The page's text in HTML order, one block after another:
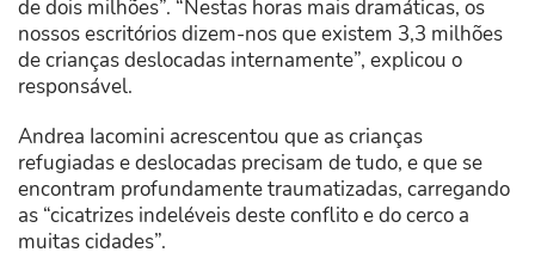
de dois milhões”. “Nestas horas mais dramáticas, os
nossos escritórios dizem-nos que existem 3,3 milhões
de crianças deslocadas internamente”, explicou o
responsável.
Andrea Iacomini acrescentou que as crianças
refugiadas e deslocadas precisam de tudo, e que se
encontram profundamente traumatizadas, carregando
as “cicatrizes indeléveis deste conflito e do cerco a
muitas cidades”.